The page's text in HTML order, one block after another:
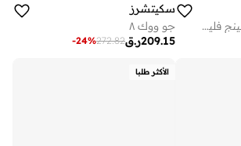
جو ووك ماكس كوشنينج فليكس
سكيتشرز
جو ووك ٨
ر.ق209.15
272.82
-24%
الأكثر طلبا